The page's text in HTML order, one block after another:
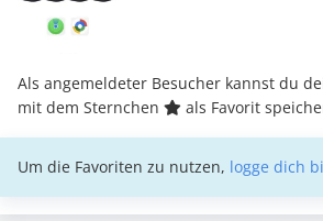
Als angemeldeter Besucher kannst du
mit dem Sternchen
als Favorit
Um die Favoriten zu nutzen, logge dich